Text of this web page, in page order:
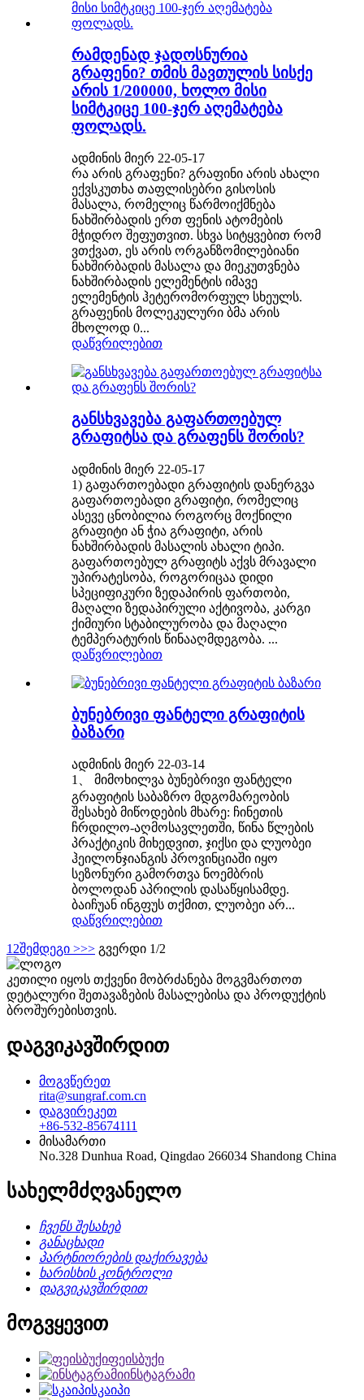
რამდენად ჯადოსნურია
გრაფენი? თმის მავთულის სისქე
არის 1/200000, ხოლო მისი
სიმტკიცე 100-ჯერ აღემატება
ფოლადს.
ადმინის მიერ 22-05-17
რა არის გრაფენი? გრაფინი არის ახალი
ექვსკუთხა თაფლისებრი გისოსის
მასალა, რომელიც წარმოიქმნება
ნახშირბადის ერთ ფენის ატომების
მჭიდრო შეფუთვით. სხვა სიტყვებით რომ
ვთქვათ, ეს არის ორგანზომილებიანი
ნახშირბადის მასალა და მიეკუთვნება
ნახშირბადის ელემენტის იმავე
ელემენტის ჰეტერომორფულ სხეულს.
გრაფენის მოლეკულური ბმა არის
მხოლოდ 0...
დაწვრილებით
განსხვავება გაფართოებულ
გრაფიტსა და გრაფენს შორის?
ადმინის მიერ 22-05-17
1) გაფართოებადი გრაფიტის დანერგვა
გაფართოებადი გრაფიტი, რომელიც
ასევე ცნობილია როგორც მოქნილი
გრაფიტი ან ჭია გრაფიტი, არის
ნახშირბადის მასალის ახალი ტიპი.
გაფართოებულ გრაფიტს აქვს მრავალი
უპირატესობა, როგორიცაა დიდი
სპეციფიკური ზედაპირის ფართობი,
მაღალი ზედაპირული აქტივობა, კარგი
ქიმიური სტაბილურობა და მაღალი
ტემპერატურის წინააღმდეგობა. ...
დაწვრილებით
ბუნებრივი ფანტელი გრაფიტის
ბაზარი
ადმინის მიერ 22-03-14
1、 მიმოხილვა ბუნებრივი ფანტელი
გრაფიტის საბაზრო მდგომარეობის
შესახებ მიწოდების მხარე: ჩინეთის
ჩრდილო-აღმოსავლეთში, წინა წლების
პრაქტიკის მიხედვით, ჯიქსი და ლუობეი
ჰეილონჯიანგის პროვინციაში იყო
სეზონური გამორთვა ნოემბრის
ბოლოდან აპრილის დასაწყისამდე.
ბაიჩუან ინგფუს თქმით, ლუობეი არ...
დაწვრილებით
1 2შემდეგი >>> გვერდი 1/2
კეთილი იყოს თქვენი მობრძანება მოგვმართოთ
დეტალური შეთავაზების მასალებისა და პროდუქტის
ბროშურებისთვის.
დაგვიკავშირდით
მოგვწერეთ
rita@sungraf.com.cn
დაგვირეკეთ
+86-532-85674111
მისამართი
No.328 Dunhua Road, Qingdao 266034 Shandong China
სახელმძღვანელო
ჩვენს შესახებ
განაცხადი
პარტნიორების დაქირავება
ხარისხის კონტროლი
დაგვიკავშირდით
მოგვყევით
ფეისბუქი
ინსტაგრამი
სკაიპი